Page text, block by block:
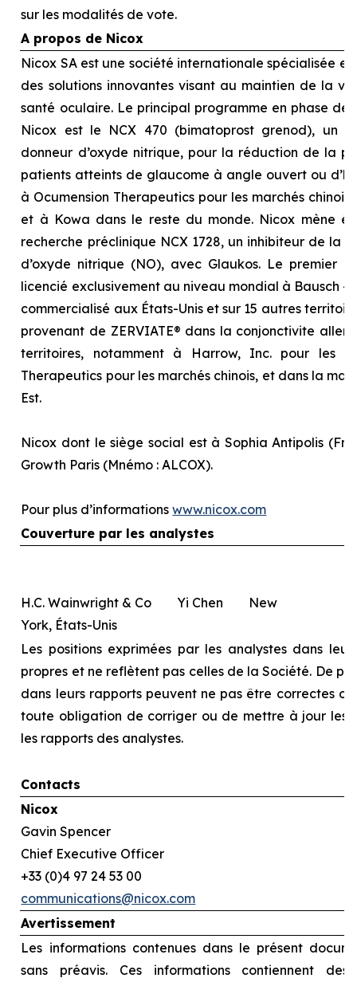
sur les modalités de vote.
A propos de Nicox
Nicox SA est une société internationale spécialisée
des solutions innovantes visant au maintien de la
santé oculaire. Le principal programme en phase
Nicox est le NCX 470 (bimatoprost grenod), un
donneur d’oxyde nitrique, pour la réduction de la
patients atteints de glaucome à angle ouvert ou
à Ocumension Therapeutics pour les marchés
et à Kowa dans le reste du monde. Nicox mène
recherche préclinique NCX 1728, un inhibiteur de la
d’oxyde nitrique (NO), avec Glaukos. Le premier
licencié exclusivement au niveau mondial à Bausch +
commercialisé aux États-Unis et sur 15 autres
provenant de ZERVIATE® dans la conjonctivite
territoires, notamment à Harrow, Inc. pour les
Therapeutics pour les marchés chinois, et dans la
Est.
Nicox dont le siège social est à Sophia Antipolis
Growth Paris (Mnémo : ALCOX).
Pour plus d’informationswww.nicox.com
Couverture par les analystes
H.C. Wainwright & Co Yi Chen New
York, États-Unis
Les positions exprimées par les analystes dans
propres et ne reflètent pas celles de la Société. De
dans leurs rapports peuvent ne pas être correctes
toute obligation de corriger ou de mettre à jour les
les rapports des analystes.
Contacts
Nicox
Gavin Spencer
Chief Executive Officer
+33 (0)4 97 24 53 00
communications@nicox.com
Avertissement
Les informations contenues dans le présent
sans préavis. Ces informations contiennent des